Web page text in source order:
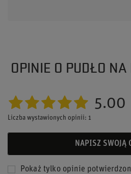
OPINIE O PUDŁO
5.00
Liczba wystawionych opinii: 1
NAPISZ SWOJĄ
Pokaż tylko opinie